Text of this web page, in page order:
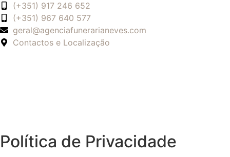
(+351) 917 246 652
(+351) 967 640 577
geral@agenciafunerarianeves.com
Contactos e Localização
Política de Privacidade